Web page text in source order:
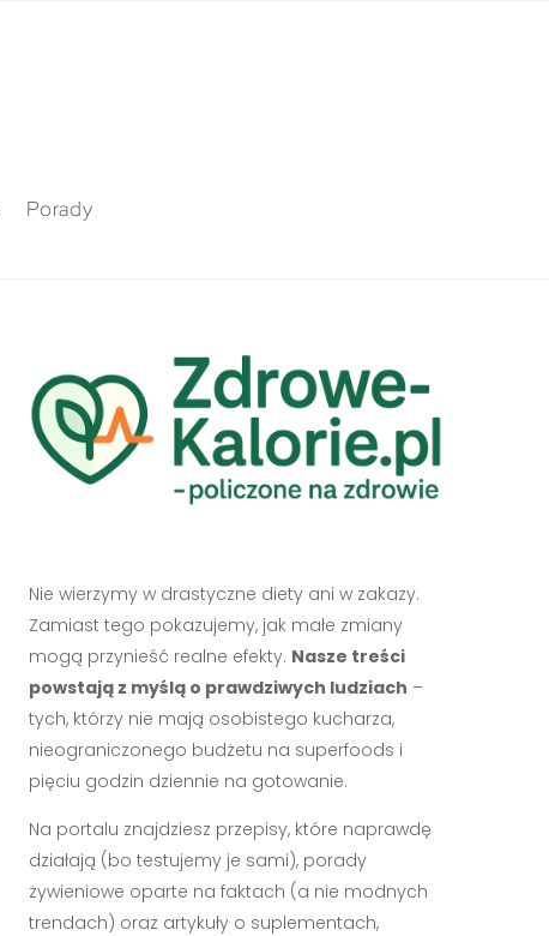
Porady
Nie wierzymy w drastyczne diety ani w zakazy.
Zamiast tego pokazujemy, jak małe zmiany
mogą przynieść realne efekty. Nasze treści
powstają z myślą o prawdziwych ludziach –
tych, którzy nie mają osobistego kucharza,
nieograniczonego budżetu na superfoods i
pięciu godzin dziennie na gotowanie.
Na portalu znajdziesz przepisy, które naprawdę
działają (bo testujemy je sami), porady
żywieniowe oparte na faktach (a nie modnych
trendach) oraz artykuły o suplementach,